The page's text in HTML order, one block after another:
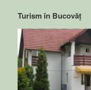
Turism în Bucovăț